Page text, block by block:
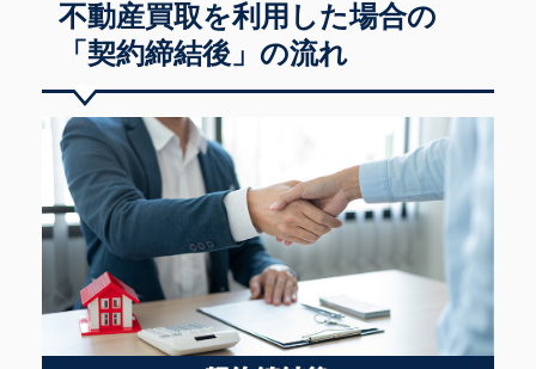
不動産買取を利用した場合の
「契約締結後」の流れ